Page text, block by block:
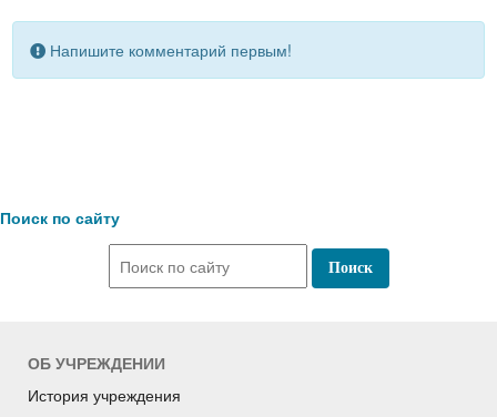
Напишите комментарий первым!
Поиск по сайту
ОБ УЧРЕЖДЕНИИ
История учреждения